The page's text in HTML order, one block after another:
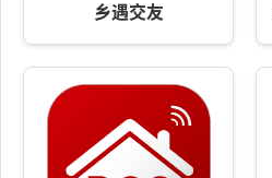
乡遇交友